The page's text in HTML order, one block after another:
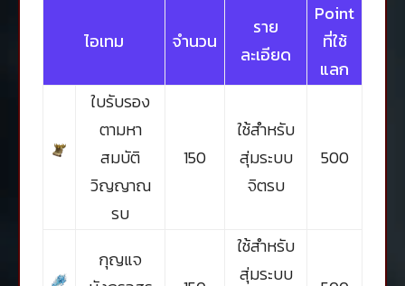
ไอเทม จำนวน
ราย
ละเอียด
Point
ที่ใช้
แลก
ใบรับรอง
ตามหา
สมบัติ
วิญญาณ
รบ
150
ใช้สำหรับ
สุ่มระบบ
จิตรบ
500
กุญแจ
ใช้สำหรับ
สุ่มระบบ